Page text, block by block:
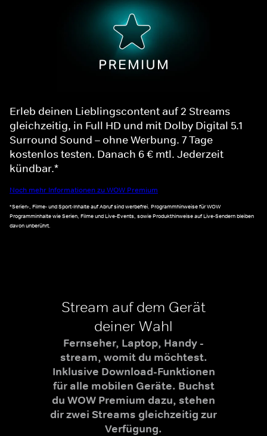
Erleb deinen Lieblingscontent auf 2 Streams
gleichzeitig, in Full HD und mit Dolby Digital 5.1
Surround Sound – ohne Werbung. 7 Tage
kostenlos testen. Danach 6 € mtl. Jederzeit
kündbar.*
Noch mehr Informationen zu WOW Premium
*Serien-, Filme- und Sport-Inhalte auf Abruf sind werbefrei. Programmhinweise für WOW
Programminhalte wie Serien, Filme und Live-Events, sowie Produkthinweise auf Live-Sendern bleiben
davon unberührt.
Stream auf dem Gerät
deiner Wahl
Fernseher, Laptop, Handy -
stream, womit du möchtest.
Inklusive Download-Funktionen
für alle mobilen Geräte. Buchst
du WOW Premium dazu, stehen
dir zwei Streams gleichzeitig zur
Verfügung.